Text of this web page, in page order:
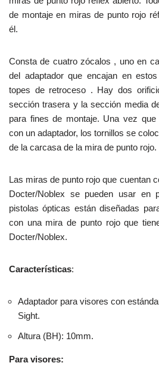
de montaje en miras de punto rojo
él.
Consta de cuatro zócalos , uno en
del adaptador que encajan en
topes de retroceso . Hay dos
sección trasera y la sección media
para fines de montaje. Una vez
con un adaptador, los tornillos se
de la carcasa de la mira de punto rojo.
Las miras de punto rojo que cuentan
Docter/Noblex se pueden usar en
pistolas ópticas están diseñadas
con una mira de punto rojo que
Docter/Noblex.
Características:
Adaptador para visores con
Sight.
Altura (BH): 10mm.
Para visores: